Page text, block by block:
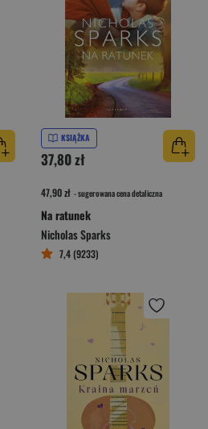
KSIĄŻKA
37,80 zł
47,90 zł - sugerowana cena detaliczna
Na ratunek
Nicholas Sparks
7,4 (9233)